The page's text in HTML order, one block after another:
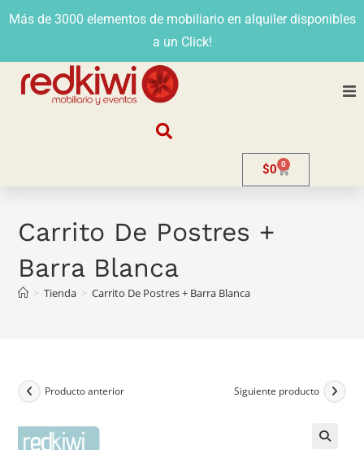
Más de 3000 elementos de mobiliario en alquiler disponibles
a un Click!
$0 0
Carrito De Postres +
Barra Blanca
> Tienda > Carrito De Postres + Barra Blanca
Producto anterior Siguiente producto